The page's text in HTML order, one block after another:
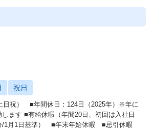
祝日
日祝） ■年間休日：124日（2025年）※年に
ます ■有給休暇（年間20日、初回は入社日
/1月1日基準） ■年末年始休暇 ■忌引休暇